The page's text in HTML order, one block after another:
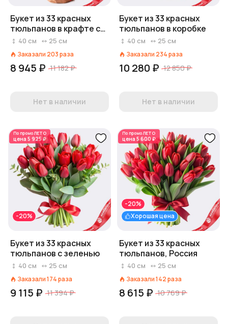
Букет из 33 красных
тюльпанов в крафте с
лентой
40 см 25 см
Заказали 203раза
8 945 ₽ 11 182 ₽
Нет в наличии
Букет из 33 красных
тюльпанов в коробке
40 см 25 см
Заказали 234раза
10 280 ₽ 12 850 ₽
Нет в наличии
По промоЛЕТО
цена 5 925 ₽
-20%
Букет из 33 красных
тюльпанов с зеленью
40 см 25 см
Заказали174раза
9 115 ₽ 11 394 ₽
По промоЛЕТО
цена 5 600 ₽
Хорошая цена
-20%
Букет из 33 красных
тюльпанов, Россия
40 см 25 см
Заказали142раза
8 615 ₽ 10 769 ₽